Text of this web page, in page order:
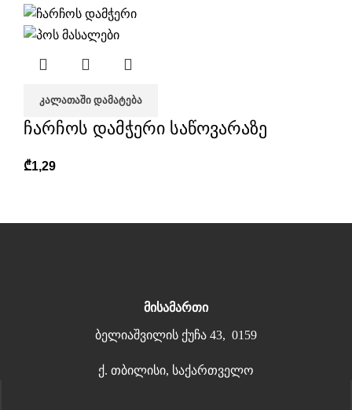
ᲙᲐᲚᲐᲗᲐᲨᲘ ᲓᲐᲛᲐᲢᲔᲑᲐ
ჩარჩოს დამჭერი საწოვარაზე
₾1,29
მისამართი
ბელიაშვილის ქუჩა 43, 0159
ქ. თბილისი, საქართველო